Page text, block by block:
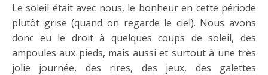
Le soleil était avec nous, le bonheur en cette période
plutôt grise (quand on regarde le ciel). Nous avons
donc eu le droit à quelques coups de soleil, des
ampoules aux pieds, mais aussi et surtout à une très
jolie journée, des rires, des jeux, des galettes